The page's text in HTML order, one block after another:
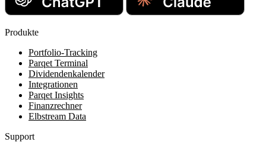
Produkte
Portfolio-Tracking
Parqet Terminal
Dividendenkalender
Integrationen
Parqet Insights
Finanzrechner
Elbstream Data
Support